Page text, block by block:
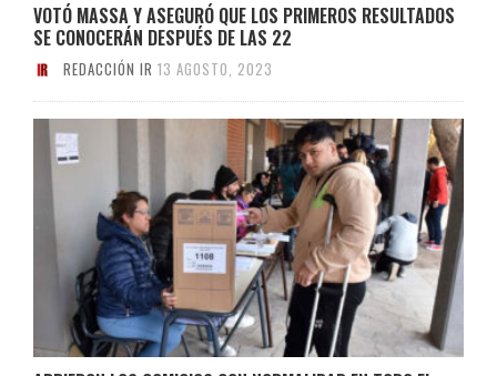
VOTÓ MASSA Y ASEGURÓ QUE LOS PRIMEROS RESULTADOS
SE CONOCERÁN DESPUÉS DE LAS 22
REDACCIÓN IR 13 AGOSTO, 2023